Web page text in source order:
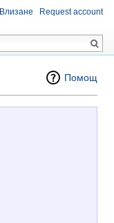
Помощ
Влизане Request account